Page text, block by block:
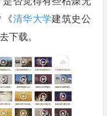
《清华大学建筑史公
下载。